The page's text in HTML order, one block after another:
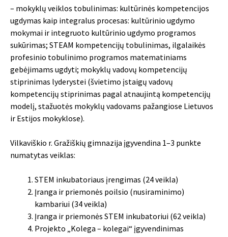
– mokyklų veiklos tobulinimas: kultūrinės kompetencijos
ugdymas kaip integralus procesas: kultūrinio ugdymo
mokymai ir integruoto kultūrinio ugdymo programos
sukūrimas; STEAM kompetencijų tobulinimas, ilgalaikės
profesinio tobulinimo programos matematiniams
gebėjimams ugdyti; mokyklų vadovų kompetencijų
stiprinimas lyderystei (švietimo įstaigų vadovų
kompetencijų stiprinimas pagal atnaujintą kompetencijų
modelį, stažuotės mokyklų vadovams pažangiose Lietuvos
ir Estijos mokyklose).
Vilkaviškio r. Gražiškių gimnazija įgyvendina 1–3 punkte
numatytas veiklas:
STEM inkubatoriaus įrengimas (24 veikla)
Įranga ir priemonės poilsio (nusiraminimo)
kambariui (34 veikla)
Įranga ir priemonės STEM inkubatoriui (62 veikla)
Projekto „Kolega – kolegai“ įgyvendinimas